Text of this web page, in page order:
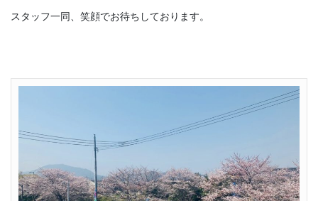
スタッフ一同、笑顔でお待ちしております。